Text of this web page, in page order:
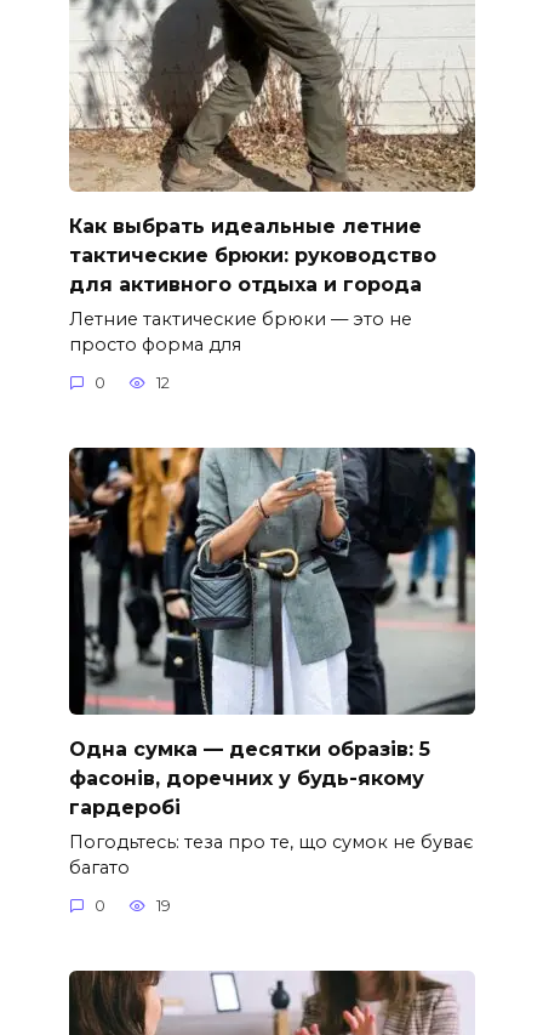
Как выбрать идеальные летние
тактические брюки: руководство
для активного отдыха и города
Летние тактические брюки — это не
просто форма для
0 12
Одна сумка — десятки образів: 5
фасонів, доречних у будь-якому
гардеробі
Погодьтесь: теза про те, що сумок не буває
багато
0 19